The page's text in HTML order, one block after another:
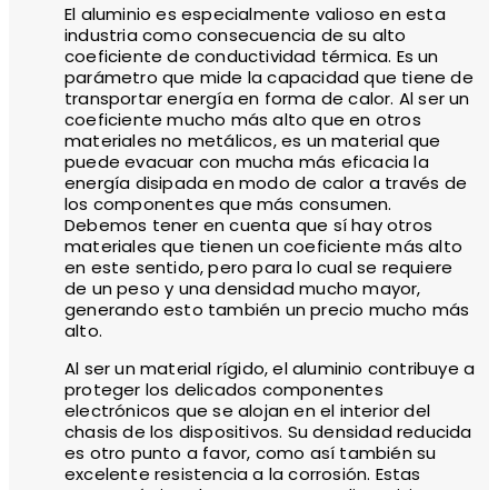
El aluminio es especialmente valioso en esta
industria como consecuencia de su alto
coeficiente de conductividad térmica. Es un
parámetro que mide la capacidad que tiene de
transportar energía en forma de calor. Al ser un
coeficiente mucho más alto que en otros
materiales no metálicos, es un material que
puede evacuar con mucha más eficacia la
energía disipada en modo de calor a través de
los componentes que más consumen.
Debemos tener en cuenta que sí hay otros
materiales que tienen un coeficiente más alto
en este sentido, pero para lo cual se requiere
de un peso y una densidad mucho mayor,
generando esto también un precio mucho más
alto.
Al ser un material rígido, el aluminio contribuye a
proteger los delicados componentes
electrónicos que se alojan en el interior del
chasis de los dispositivos. Su densidad reducida
es otro punto a favor, como así también su
excelente resistencia a la corrosión. Estas